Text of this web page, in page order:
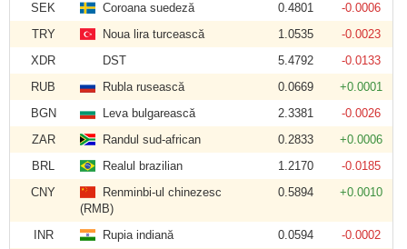
SEK
Coroana suedeză 0.4801
-0.0006
TRY
Noua lira turcească 1.0535
-0.0023
XDR
DST 5.4792
-0.0133
RUB
Rubla rusească 0.0669
+0.0001
BGN
Leva bulgarească 2.3381
-0.0026
ZAR
Randul sud-african 0.2833
+0.0006
BRL
Realul brazilian 1.2170
-0.0185
CNY
Renminbi-ul chinezesc
(RMB)
0.5894 +0.0010
INR Rupia indiană 0.0594
-0.0002